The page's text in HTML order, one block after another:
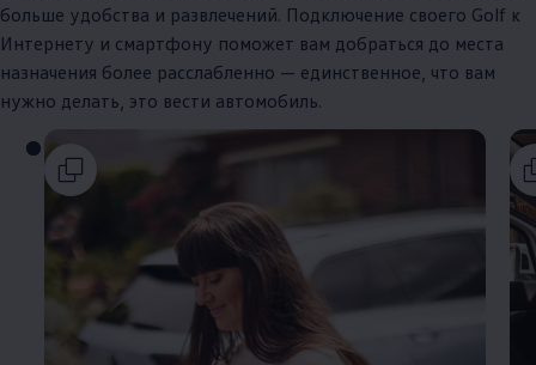
больше удобства и развлечений. Подключение своего Golf к
Интернету и смартфону поможет вам добраться до места
назначения более расслабленно — единственное, что вам
нужно делать, это вести автомобиль.